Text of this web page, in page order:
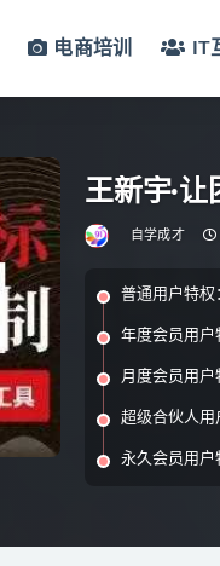
电商培训 IT
王新宇·
自学成才
普通用户特权
年度会员用户
月度会员用户
超级合伙人用
永久会员用户